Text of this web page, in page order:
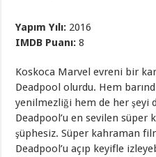
Yapım Yılı: 2016
IMDB Puanı: 8
Koskoca Marvel evreni bir
Deadpool olurdu. Hem
yenilmezliği hem de her şeyi
Deadpool’u en sevilen
şüphesiz. Süper kahraman
Deadpool’u açıp keyifle